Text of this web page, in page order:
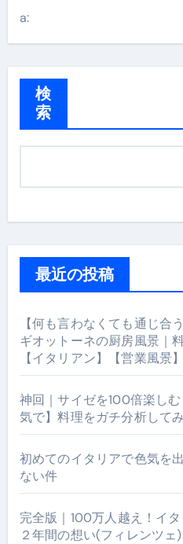
a:
検
索
最近の投稿
【何も言わなくても通じ合
ギオットーネの厨房風景｜
【イタリアン】【営業風景】
神回｜サイゼを100倍楽し
気で】料理をガチ分析してみ
初めてのイタリアで色気を
ない件
完全版｜100万人越え！イタ
２年間の想い(フィレンツェ)